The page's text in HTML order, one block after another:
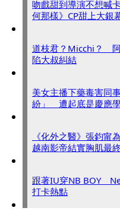
吻戲甜到導演不想喊
何那樣》CP甜上大銀
道枝君？Micchi？
陷大叔糾結
美女主播下藥毒害同
紛」 遭起底是慶應
《化外之醫》張鈞甯
越南影帝結實胸肌最
跟著IU穿NB BOY
打卡熱點